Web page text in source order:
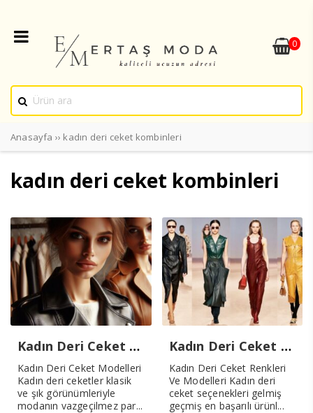
0
Anasayfa ›› kadın deri ceket kombinleri
kadın deri ceket kombinleri
Kadın Deri Ceket Modelleri Yeni Sezon
Kadın Deri Ceket Modelleri
Kadın deri ceketler klasik
ve şık görünümleriyle
modanın vazgeçilmez par...
Kadın Deri Ceket Renkleri Ve Modelleri
Kadın Deri Ceket Renkleri
Ve Modelleri Kadın deri
ceket seçenekleri gelmiş
geçmiş en başarılı ürünl...